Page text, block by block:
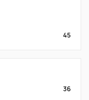
45
36